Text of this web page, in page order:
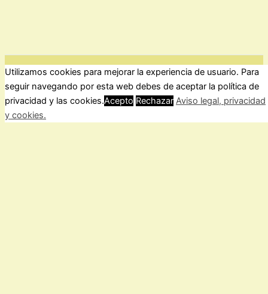
ForoComprasOnline Copyright © 2026 |Privacidad
Utilizamos cookies para mejorar la experiencia de usuario. Para
seguir navegando por esta web debes de aceptar la política de
privacidad y las cookies.Acepto Rechazar Aviso legal, privacidad
y cookies.